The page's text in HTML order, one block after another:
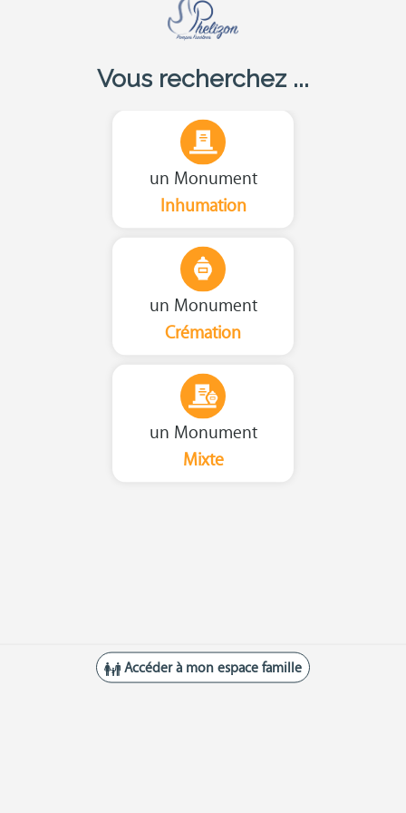
Vous recherchez ...
un Monument
Inhumation
un Monument
Crémation
un Monument
Mixte
Accéder à mon espace famille